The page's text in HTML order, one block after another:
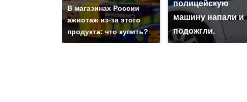
В магазинах России
ажиотаж из-за этого
продукта: что купить?
полицейскую
машину напали и
подожгли.